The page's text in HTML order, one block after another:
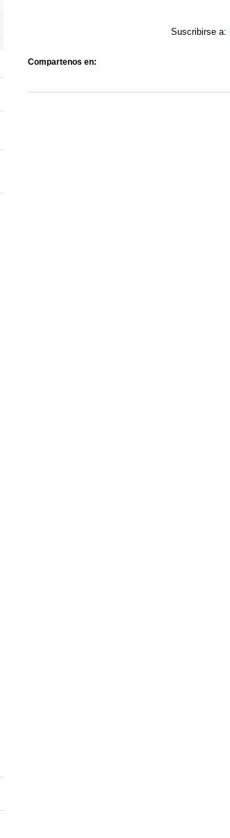
Suscribirse a:
Compartenos en: